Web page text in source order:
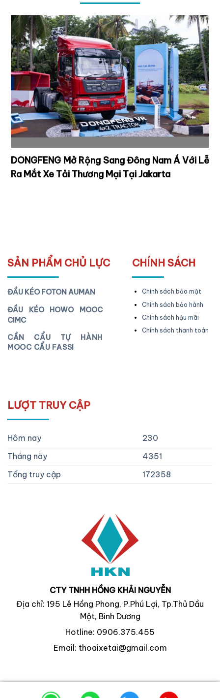
DONGFENG Mở Rộng Sang Đông Nam Á Với Lễ
Ra Mắt Xe Tải Thương Mại Tại Jakarta
SẢN PHẨM CHỦ LỰC
ĐẦU KÉO FOTON AUMAN
ĐẦU KÉO HOWO MOOC
CIMC
CẦN CẨU TỰ HÀNH
MOOC CẨU FASSI
CHÍNH SÁCH
Chính sách bảo mật
Chính sách bảo hành
Chính sách hậu mãi
Chính sách thanh toán
LƯỢT TRUY CẬP
Hôm nay
230
Tháng này
4351
Tổng truy cập
172358
CTY TNHH HỒNG KHẢI NGUYỄN
Địa chỉ: 195 Lê Hồng Phong, P.Phú Lợi, Tp.Thủ Dầu
Một, Bình Dương
Hotline: 0906.375.455
Email: thoaixetai@gmail.com